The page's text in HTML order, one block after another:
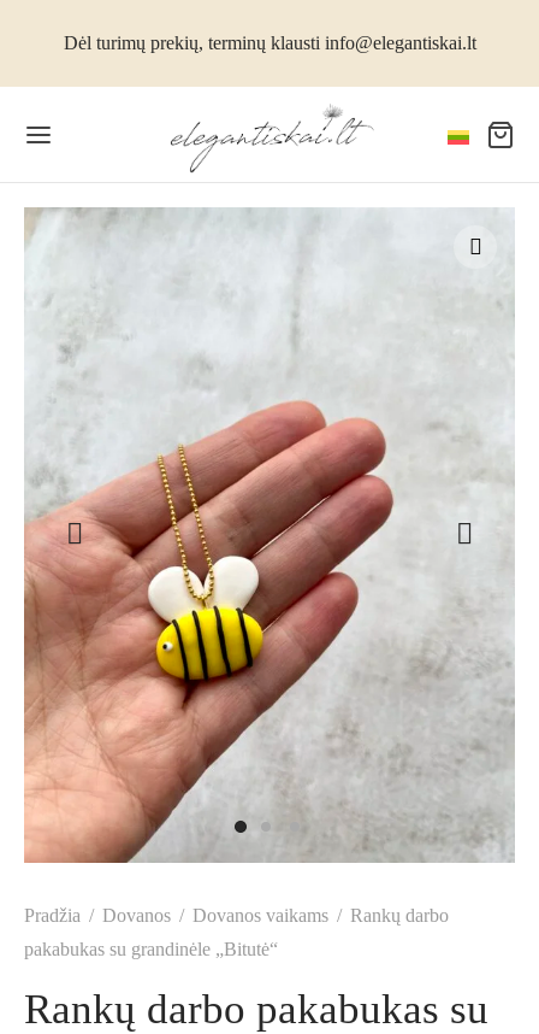
Dėl turimų prekių, terminų klausti info@elegantiskai.lt
Pradžia / Dovanos / Dovanos vaikams / Rankų darbo
pakabukas su grandinėle „Bitutė“
Rankų darbo pakabukas su